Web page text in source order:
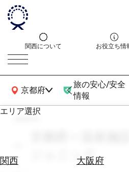
関西について お役立ち情
京都府
関西広域MAP
旅の安心/安全
情報
エリア選択
関西 大阪府
エ
search
京都府 × 温泉施
ジェニック